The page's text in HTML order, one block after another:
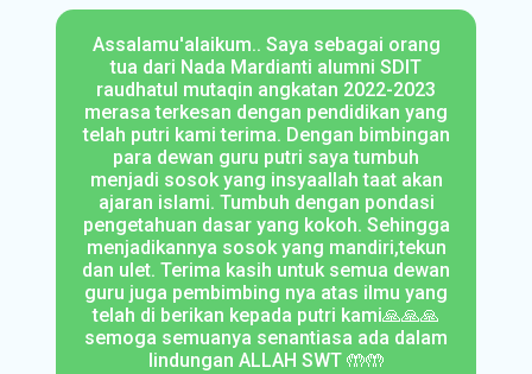
Assalamu'alaikum.. Saya sebagai orang
tua dari Nada Mardianti alumni SDIT
raudhatul mutaqin angkatan 2022-2023
merasa terkesan dengan pendidikan yang
telah putri kami terima. Dengan bimbingan
para dewan guru putri saya tumbuh
menjadi sosok yang insyaallah taat akan
ajaran islami. Tumbuh dengan pondasi
pengetahuan dasar yang kokoh. Sehingga
menjadikannya sosok yang mandiri,tekun
dan ulet. Terima kasih untuk semua dewan
guru juga pembimbing nya atas ilmu yang
telah di berikan kepada putri kami🙏🙏🙏
semoga semuanya senantiasa ada dalam
lindungan ALLAH SWT 🤲🤲​